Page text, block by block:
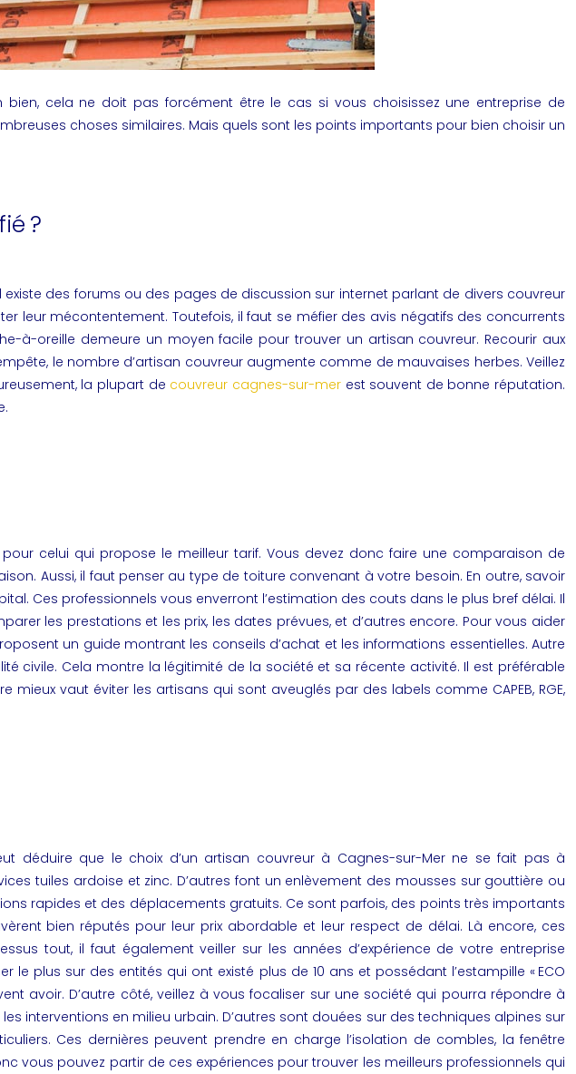
cela ne doit pas forcément être le cas si vous choisissez une entreprise de
choses similaires. Mais quels sont les points importants pour bien choisir un
?
des forums ou des pages de discussion sur internet parlant de divers couvreur
leur mécontentement. Toutefois, il faut se méfier des avis négatifs des concurrents
à-oreille demeure un moyen facile pour trouver un artisan couvreur. Recourir aux
le nombre d’artisan couvreuraugmente comme de mauvaises herbes. Veillez
la plupart de couvreur cagnes-sur-merest souvent de bonne réputation.
celui qui propose le meilleur tarif. Vous devez donc faire une comparaison de
Aussi, il faut penser au type de toiture convenant à votre besoin. En outre, savoir
Ces professionnels vous enverront l’estimation des couts dans le plus bref délai. Il
les prestations et les prix, les dates prévues, et d’autres encore. Pour vous aider
un guide montrant les conseils d’achat et les informations essentielles. Autre
civile. Cela montre la légitimité de la société et sa récente activité. Il est préférable
vaut éviter les artisans qui sont aveuglés par des labels comme CAPEB, RGE,
déduire que le choix d’un artisan couvreur à Cagnes-sur-Mer ne se fait pas à
tuiles ardoise et zinc. D’autres font un enlèvement des mousses sur gouttière ou
rapides et des déplacements gratuits. Ce sont parfois, des points très importants
bien réputés pour leur prix abordable et leur respect de délai. Là encore, ces
tout, il faut également veiller sur les années d’expérience de votre entreprise
le plus sur des entités qui ont existé plus de 10 ans et possédant l’estampille « ECO
avoir. D’autre côté, veillez à vous focaliser sur une société qui pourra répondre à
interventions en milieu urbain. D’autres sont douées sur des techniques alpines sur
Ces dernières peuvent prendre en charge l’isolation de combles, la fenêtre
vous pouvez partir de ces expériences pour trouver les meilleurs professionnels qui